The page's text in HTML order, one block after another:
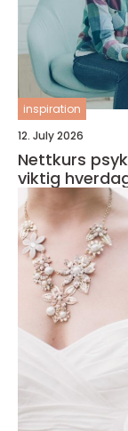
inspiration
12. July 2026
Nettkurs psykisk helse
viktig